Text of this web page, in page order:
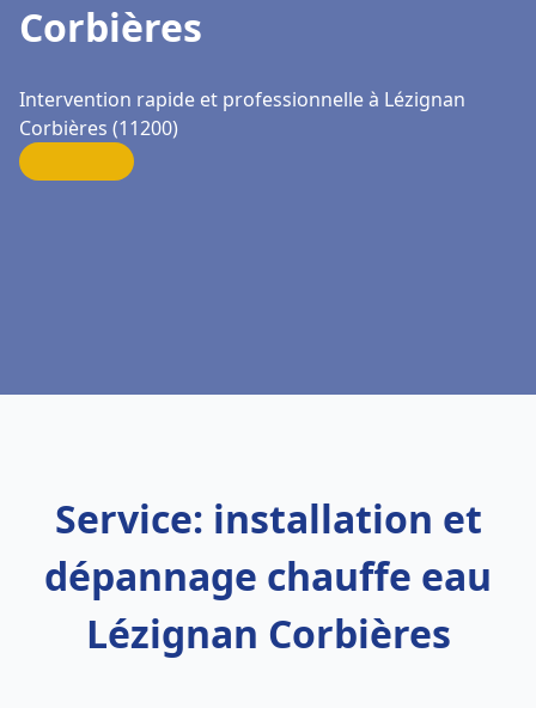
Corbières
Intervention rapide et professionnelle à Lézignan
Corbières (11200)
Service: installation et
dépannage chauffe eau
Lézignan Corbières